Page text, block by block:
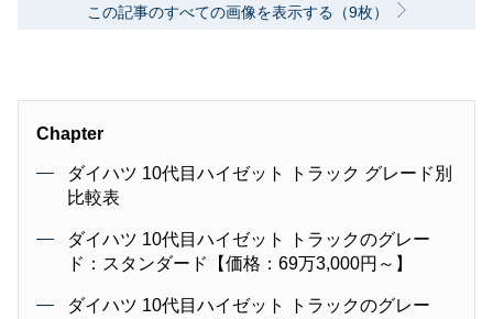
この記事のすべての画像を表示する（9枚）
Chapter
ダイハツ 10代目ハイゼット トラック グレード別
比較表
ダイハツ 10代目ハイゼット トラックのグレー
ド：スタンダード【価格：69万3,000円～】
ダイハツ 10代目ハイゼット トラックのグレー